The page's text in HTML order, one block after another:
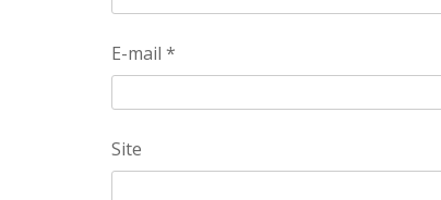
E-mail *
Site